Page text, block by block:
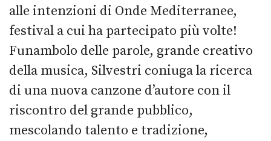
alle intenzioni di Onde Mediterranee,
festival a cui ha partecipato più volte!
Funambolo delle parole, grande creativo
della musica, Silvestri coniuga la ricerca
di una nuova canzone d’autore con il
riscontro del grande pubblico,
mescolando talento e tradizione,